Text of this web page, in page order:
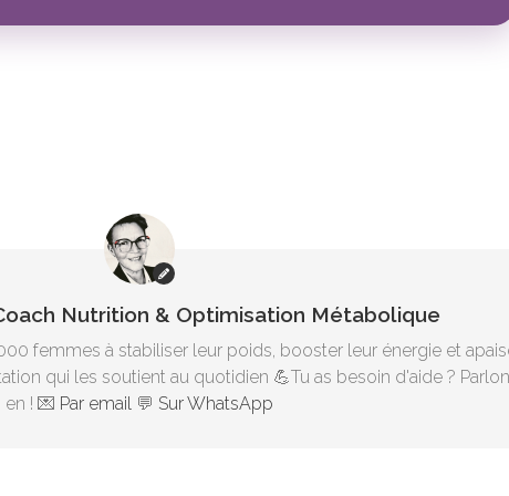
Nutrition & Optimisation Métabolique
femmes à stabiliser leur poids, booster leur énergie et
qui les soutient au quotidien 💪Tu as besoin d'aide ?
en ! 💌 Par email 💬 Sur WhatsApp